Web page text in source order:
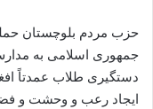
حزب مردم بلوچستان
جمهوری اسلامی به
دستگیری طلاب عمدتاً
ایجاد رعب و وحشت و